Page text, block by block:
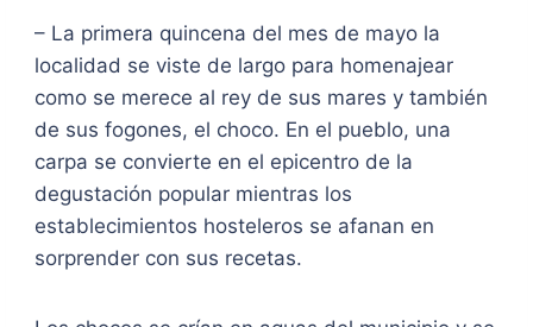
– La primera quincena del mes de mayo la
localidad se viste de largo para homenajear
como se merece al rey de sus mares y también
de sus fogones, el choco. En el pueblo, una
carpa se convierte en el epicentro de la
degustación popular mientras los
establecimientos hosteleros se afanan en
sorprender con sus recetas.